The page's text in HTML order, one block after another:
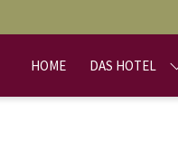
HOME DAS HOTEL